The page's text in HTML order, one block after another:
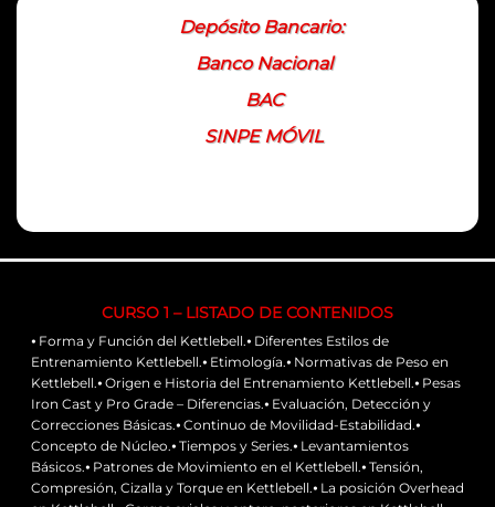
Depósito Bancario:
Banco Nacional
BAC
SINPE MÓVIL
CURSO 1 – LISTADO DE CONTENIDOS
⦁ Forma y Función del Kettlebell.⦁ Diferentes Estilos de
Entrenamiento Kettlebell.⦁ Etimología.⦁ Normativas de Peso en
Kettlebell.⦁ Origen e Historia del Entrenamiento Kettlebell.⦁ Pesas
Iron Cast y Pro Grade – Diferencias.⦁ Evaluación, Detección y
Correcciones Básicas.⦁ Continuo de Movilidad-Estabilidad.⦁
Concepto de Núcleo.⦁ Tiempos y Series.⦁ Levantamientos
Básicos.⦁ Patrones de Movimiento en el Kettlebell.⦁ Tensión,
Compresión, Cizalla y Torque en Kettlebell.⦁ La posición Overhead